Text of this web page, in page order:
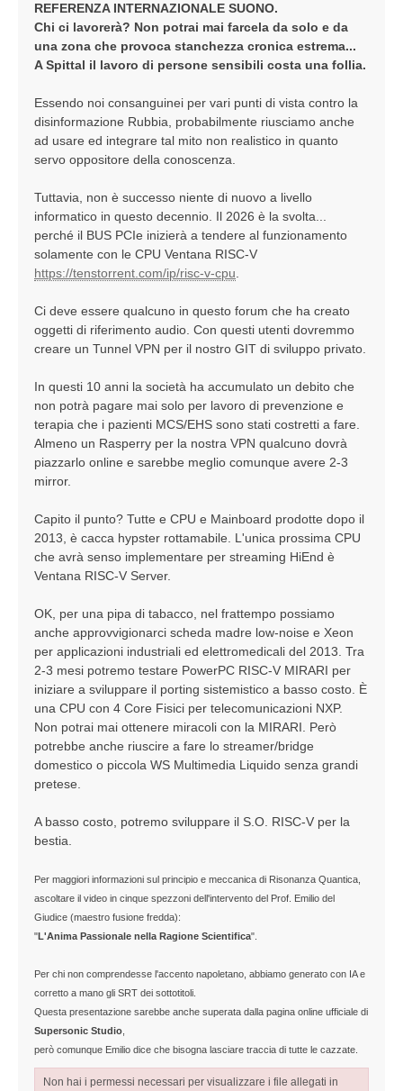
REFERENZA INTERNAZIONALE SUONO.
Chi ci lavorerà? Non potrai mai farcela da solo e da
una zona che provoca stanchezza cronica estrema...
A Spittal il lavoro di persone sensibili costa una follia.
Essendo noi consanguinei per vari punti di vista contro la
disinformazione Rubbia, probabilmente riusciamo anche
ad usare ed integrare tal mito non realistico in quanto
servo oppositore della conoscenza.
Tuttavia, non è successo niente di nuovo a livello
informatico in questo decennio. Il 2026 è la svolta...
perché il BUS PCIe inizierà a tendere al funzionamento
solamente con le CPU Ventana RISC-V
https://tenstorrent.com/ip/risc-v-cpu
Ci deve essere qualcuno in questo forum che ha creato
oggetti di riferimento audio. Con questi utenti dovremmo
creare un Tunnel VPN per il nostro GIT di sviluppo privato.
In questi 10 anni la società ha accumulato un debito che
non potrà pagare mai solo per lavoro di prevenzione e
terapia che i pazienti MCS/EHS sono stati costretti a fare.
Almeno un Rasperry per la nostra VPN qualcuno dovrà
piazzarlo online e sarebbe meglio comunque avere 2-3
mirror.
Capito il punto? Tutte e CPU e Mainboard prodotte dopo il
2013, è cacca hypster rottamabile. L'unica prossima CPU
che avrà senso implementare per streaming HiEnd è
Ventana RISC-V Server.
OK, per una pipa di tabacco, nel frattempo possiamo
anche approvvigionarci scheda madre low-noise e Xeon
per applicazioni industriali ed elettromedicali del 2013. Tra
2-3 mesi potremo testare PowerPC RISC-V MIRARI per
iniziare a sviluppare il porting sistemistico a basso costo. È
una CPU con 4 Core Fisici per telecomunicazioni NXP.
Non potrai mai ottenere miracoli con la MIRARI. Però
potrebbe anche riuscire a fare lo streamer/bridge
domestico o piccola WS Multimedia Liquido senza grandi
pretese.
A basso costo, potremo sviluppare il S.O. RISC-V per la
bestia.
Per maggiori informazioni sul principio e meccanica di Risonanza Quantica,
ascoltare il video in cinque spezzoni dell'intervento del Prof. Emilio del
Giudice (maestro fusione fredda):
"L'Anima Passionale nella Ragione Scientifica".
Per chi non comprendesse l'accento napoletano, abbiamo generato con IA e
corretto a mano gli SRT dei sottotitoli.
Questa presentazione sarebbe anche superata dalla pagina online ufficiale di
Supersonic Studio
però comunque Emilio dice che bisogna lasciare traccia di tutte le cazzate.
Non hai i permessi necessari per visualizzare i file allegati in